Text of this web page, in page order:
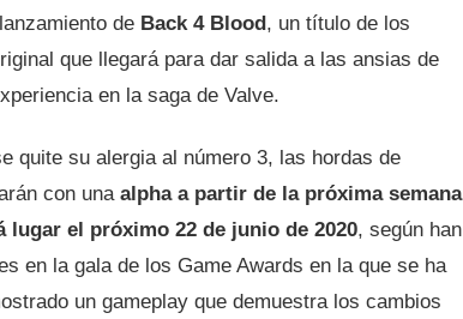
de Back 4 Blood, un título de los
que llegará para dar salida a las ansias de
en la saga de Valve.
quite su alergia al número 3, las hordas de
con una alpha a partir de la próxima semana
lugar el próximo 22 de junio de 2020, según han
en la gala de los Game Awards en la que se ha
un gameplay que demuestra los cambios